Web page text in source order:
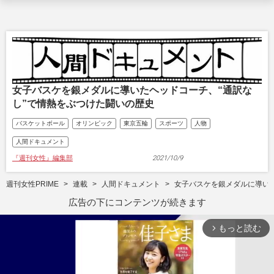
女子バスケを銀メダルに導いたヘッドコーチ、“通訳な
し”で情熱をぶつけた闘いの歴史
バスケットボール オリンピック 東京五輪 スポーツ 人物
人間ドキュメント
『週刊女性』編集部 2021/10/9
週刊女性PRIME 連載 人間ドキュメント 女子バスケを銀メダルに導い
広告の下にコンテンツが続きます
arrow_forward_ios もっと読む